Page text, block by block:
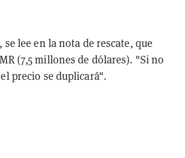
se lee en la nota de rescate, que
(7,5 millones de dólares). "Si no
precio se duplicará".